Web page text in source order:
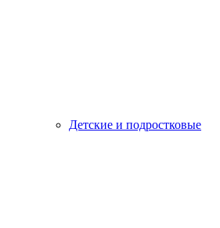
Детские и подростковые